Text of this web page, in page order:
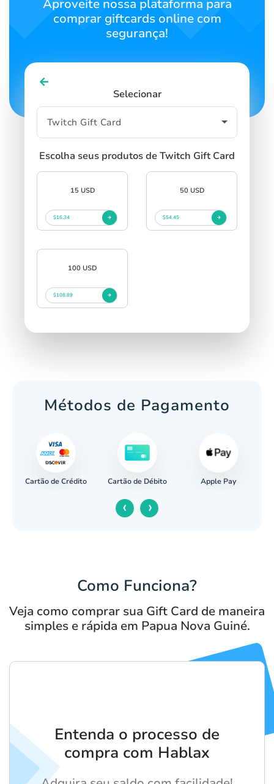
Aproveite nossa plataforma para
comprar giftcards online com
segurança!
Selecionar
Escolha seus produtos de Twitch Gift Card
15 USD
$16.34
50 USD
$54.45
100 USD
$108.89
Métodos de Pagamento
Cartão de Crédito Cartão de Débito Apple Pay
‹ ›
Como Funciona?
Veja como comprar sua Gift Card de maneira
simples e rápida em Papua Nova Guiné.
Entenda o processo de
compra com Hablax